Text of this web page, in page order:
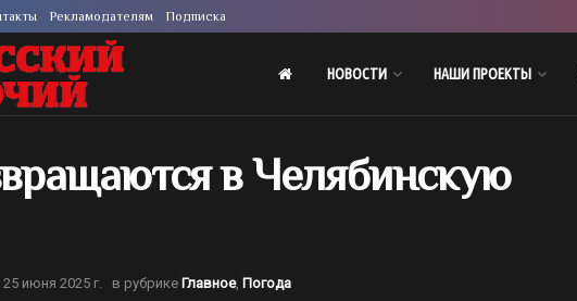
Рекламодателям Подписка
НОВОСТИ НАШИ ПРОЕКТЫ
в Челябинскую
июня 2025 г. в рубрике Главное, Погода